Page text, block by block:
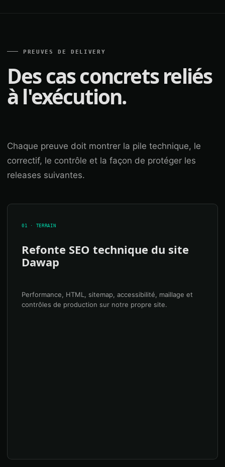
PREUVES DE DELIVERY
Des cas concrets reliés
à l'exécution.
Chaque preuve doit montrer la pile technique, le
correctif, le contrôle et la façon de protéger les
releases suivantes.
01 · TERRAIN
Refonte SEO technique du site
Dawap
Performance, HTML, sitemap, accessibilité, maillage et
contrôles de production sur notre propre site.